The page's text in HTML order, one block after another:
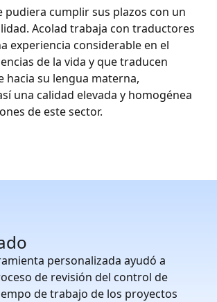
pudiera cumplir sus plazos con un
Acolad trabaja con traductores
experiencia considerable en el
de la vida y que traducen
hacia su lengua materna,
una calidad elevada y homogénea
de este sector.
personalizada ayudó a
de revisión del control de
de trabajo de los proyectos